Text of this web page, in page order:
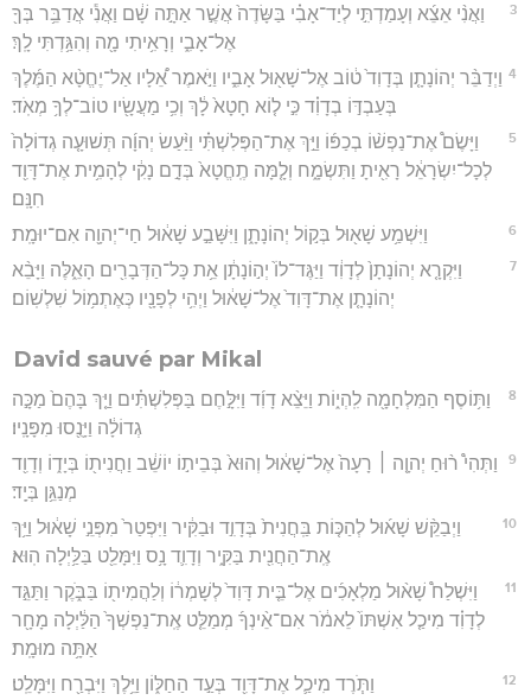
3
וַאֲנִ֨י אֵצֵ֜א וְעָמַדְתִּ֣י לְיַד־אָבִ֗י בַּשָּׂדֶה֙ אֲשֶׁ֣ר אַתָּ֣ה שָׁ֔ם וַאֲנִ֕י אֲדַבֵּ֥ר בְּךָ֖
אֶל־אָבִ֑י וְרָאִ֥יתִי מָ֖ה וְהִגַּ֥דְתִּי לָֽךְ׃
4 וַיְדַבֵּ֨ר יְהוֹנָתָ֤ן בְּדָוִד֙ ט֔וֹב אֶל־שָׁא֖וּל אָבִ֑יו וַיֹּ֣אמֶר אֵ֠לָיו אַל־יֶחֱטָ֨א הַמֶּ֜לֶךְ
בְּעַבְדּ֣וֹ בְדָוִ֗ד כִּ֣י ל֤וֹא חָטָא֙ לָ֔ךְ וְכִ֥י מַעֲשָׂ֖יו טוֹב־לְךָ֥ מְאֹֽד׃
5
וַיָּשֶׂם֩ אֶת־נַפְשׁ֨וֹ בְכַפּ֜וֹ וַיַּ֣ךְ אֶת־הַפְּלִשְׁתִּ֗י וַיַּ֨עַשׂ יְהוָ֜ה תְּשׁוּעָ֤ה גְדוֹלָה֙
לְכָל־יִשְׂרָאֵ֔ל רָאִ֖יתָ וַתִּשְׂמָ֑ח וְלָ֤מָּה תֶֽחֱטָא֙ בְּדָ֣ם נָקִ֔י לְהָמִ֥ית אֶת־דָּוִ֖ד
חִנָּֽם׃
6 וַיִּשְׁמַ֥ע שָׁא֖וּל בְּק֣וֹל יְהוֹנָתָ֑ן וַיִּשָּׁבַ֣ע שָׁא֔וּל חַי־יְהוָ֖ה אִם־יוּמָֽת׃
7
וַיִּקְרָ֤א יְהוֹנָתָן֙ לְדָוִ֔ד וַיַּגֶּד־לוֹ֙ יְה֣וֹנָתָ֔ן אֵ֥ת כָּל־הַדְּבָרִ֖ים הָאֵ֑לֶּה וַיָּבֵ֨א
יְהוֹנָתָ֤ן אֶת־דָּוִד֙ אֶל־שָׁא֔וּל וַיְהִ֥י לְפָנָ֖יו כְּאֶתְמ֥וֹל שִׁלְשֽׁוֹם׃
David sauvé par Mikal
8
וַתּ֥וֹסֶף הַמִּלְחָמָ֖ה לִֽהְי֑וֹת וַיֵּצֵ֨א דָוִ֜ד וַיִּלָּ֣חֶם בַּפְּלִשְׁתִּ֗ים וַיַּ֤ךְ בָּהֶם֙ מַכָּ֣ה
גְדוֹלָ֔ה וַיָּנֻ֖סוּ מִפָּנָֽיו׃
9
וַתְּהִי֩ ר֨וּחַ יְהוָ֤ה ׀ רָעָה֙ אֶל־שָׁא֔וּל וְהוּא֙ בְּבֵית֣וֹ יוֹשֵׁ֔ב וַחֲנִית֖וֹ בְּיָד֑וֹ וְדָוִ֖ד
מְנַגֵּ֥ן בְּיָֽד׃
10
וַיְבַקֵּ֨שׁ שָׁא֜וּל לְהַכּ֤וֹת בַּֽחֲנִית֙ בְּדָוִ֣ד וּבַקִּ֔יר וַיִּפְטַר֙ מִפְּנֵ֣י שָׁא֔וּל וַיַּ֥ךְ
אֶֽת־הַחֲנִ֖ית בַּקִּ֑יר וְדָוִ֛ד נָ֥ס וַיִּמָּלֵ֖ט בַּלַּ֥יְלָה הֽוּא׃
11
וַיִּשְׁלַח֩ שָׁא֨וּל מַלְאָכִ֜ים אֶל־בֵּ֤ית דָּוִד֙ לְשָׁמְר֔וֹ וְלַהֲמִית֖וֹ בַּבֹּ֑קֶר וַתַּגֵּ֣ד
לְדָוִ֗ד מִיכַ֤ל אִשְׁתּוֹ֙ לֵאמֹ֔ר אִם־אֵ֨ינְךָ֜ מְמַלֵּ֤ט אֶֽת־נַפְשְׁךָ֙ הַלַּ֔יְלָה מָחָ֖ר
אַתָּ֥ה מוּמָֽת׃
12 וַתֹּ֧רֶד מִיכַ֛ל אֶת־דָּוִ֖ד בְּעַ֣ד הַחַלּ֑וֹן וַיֵּ֥לֶךְ וַיִּבְרַ֖ח וַיִּמָּלֵֽט׃